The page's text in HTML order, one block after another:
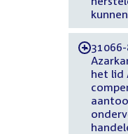
-
het lid